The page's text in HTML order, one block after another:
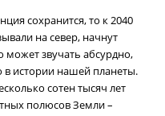
сохранится, то к 2040
на север, начнут
может звучать абсурдно,
истории нашей планеты.
сотен тысяч лет
полюсов Земли –